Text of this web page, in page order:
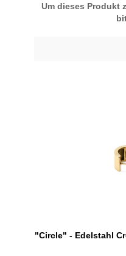
Um dieses Produkt
"Circle" - Edelstahl